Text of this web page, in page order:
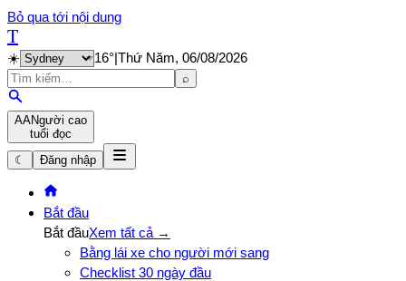
Bỏ qua tới nội dung
T
☀️ 16°|Thứ Năm, 06/08/2026
⌕
AANgười cao
tuổi đọc
☾
Đăng nhập
Bắt đầu
Bắt đầuXem tất cả →
Bằng lái xe cho người mới sang
Checklist 30 ngày đầu